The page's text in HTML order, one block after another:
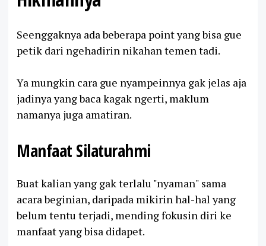
Seenggaknya ada beberapa point yang bisa gue
petik dari ngehadirin nikahan temen tadi.
Ya mungkin cara gue nyampeinnya gak jelas aja
jadinya yang baca kagak ngerti, maklum
namanya juga amatiran.
Manfaat Silaturahmi
Buat kalian yang gak terlalu "nyaman" sama
acara beginian, daripada mikirin hal-hal yang
belum tentu terjadi, mending fokusin diri ke
manfaat yang bisa didapet.